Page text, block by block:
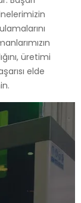
üretimi
elde